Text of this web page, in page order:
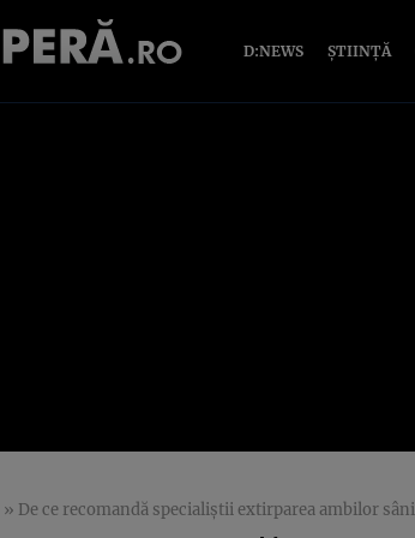
D:NEWS ȘTIINȚĂ
» De ce recomandă specialiştii extirparea ambilor